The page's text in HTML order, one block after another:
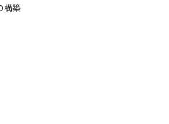
構築